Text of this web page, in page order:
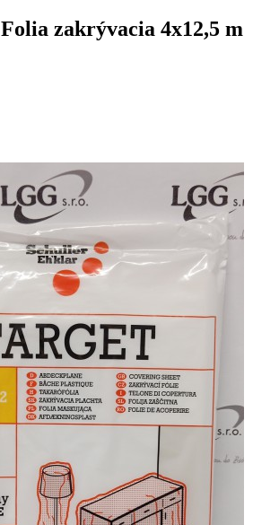
Folia zakrývacia 4x12,5 m